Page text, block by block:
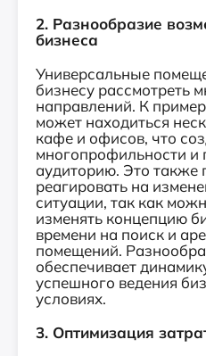
2. Разнообразие
бизнеса
Универсальные
бизнесу рассмотреть
направлений. К
может находиться
кафе и офисов, что
многопрофильности и
аудиторию. Это также
реагировать на
ситуации, так как
изменять концепцию
времени на поиск и
помещений.
обеспечивает
успешного ведения
условиях.
3. Оптимизация